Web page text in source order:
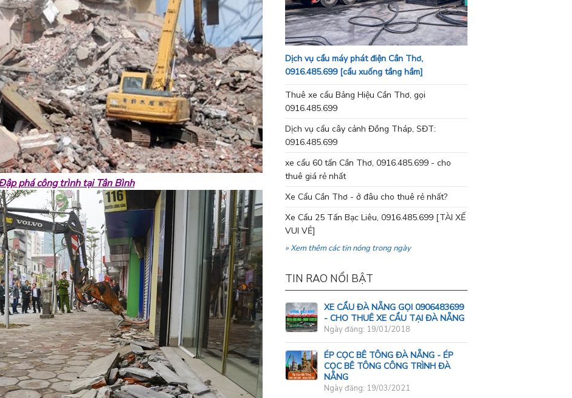
phá công trình tại Tân Bình
Dịch vụ cẩu máy phát điện Cần Thơ,
0916.485.699 [cẩu xuống tầng hầm]
Thuê xe cẩu Bảng Hiệu Cần Thơ, gọi
0916.485.699
Dịch vụ cẩu cây cảnh Đồng Tháp, SĐT:
0916.485.699
xe cẩu 60 tấn Cần Thơ, 0916.485.699 - cho
thuê giá rẻ nhất
Xe Cẩu Cần Thơ - ở đâu cho thuê rẻ nhất?
Xe Cẩu 25 Tấn Bạc Liêu, 0916.485.699 [TÀI XẾ
VUI VẺ]
» Xem thêm các tin nóng trong ngày
TIN RAO NỔI BẬT
XE CẨU ĐÀ NẴNG GỌI 0906483699
- CHO THUÊ XE CẨU TẠI ĐÀ NẴNG
Ngày đăng: 19/01/2018
ÉP CỌC BÊ TÔNG ĐÀ NẴNG - ÉP
CỌC BÊ TÔNG CÔNG TRÌNH ĐÀ
NẴNG
Ngày đăng: 19/03/2021